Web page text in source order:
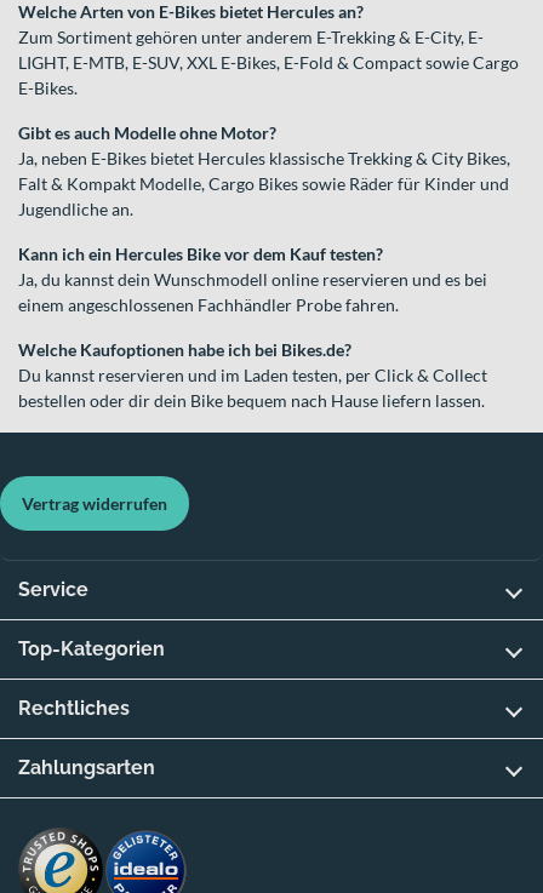
Welche Arten von E-Bikes bietet Hercules an?
Zum Sortiment gehören unter anderem E-Trekking & E-City, E-
LIGHT, E-MTB, E-SUV, XXL E-Bikes, E-Fold & Compact sowie Cargo
E-Bikes.
Gibt es auch Modelle ohne Motor?
Ja, neben E-Bikes bietet Hercules klassische Trekking & City Bikes,
Falt & Kompakt Modelle, Cargo Bikes sowie Räder für Kinder und
Jugendliche an.
Kann ich ein Hercules Bike vor dem Kauf testen?
Ja, du kannst dein Wunschmodell online reservieren und es bei
einem angeschlossenen Fachhändler Probe fahren.
Welche Kaufoptionen habe ich bei Bikes.de?
Du kannst reservieren und im Laden testen, per Click & Collect
bestellen oder dir dein Bike bequem nach Hause liefern lassen.
Vertrag widerrufen
Service
Top-Kategorien
Rechtliches
Zahlungsarten